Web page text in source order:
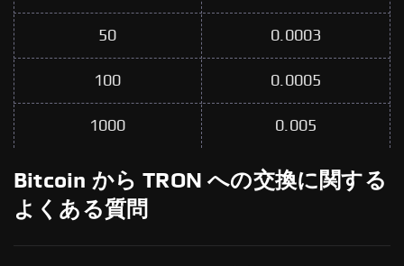
50 0.0003
100 0.0005
1000 0.005
Bitcoin から TRON への交換に関する
よくある質問